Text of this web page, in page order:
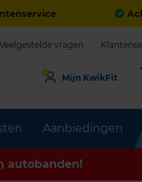
Aanbiedingen
Veelgestelde vragen
Mijn KwikFit
autobanden!